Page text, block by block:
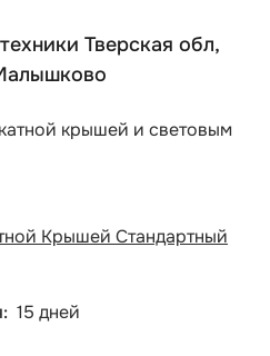
Тверская обл,
крышей и световым
Крышей Стандартный
15 дней